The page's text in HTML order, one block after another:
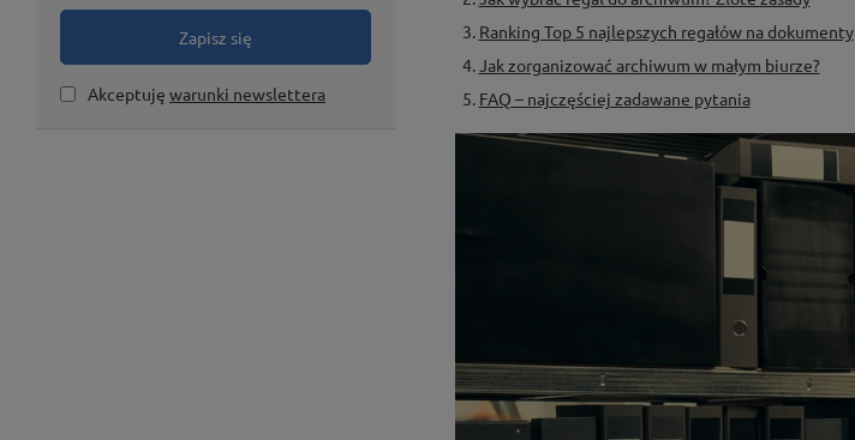
Zapisz się
Akceptuję warunki newslettera
Ranking Top 5 najlepszych regałów na dokumenty
Jak zorganizować archiwum w małym biurze?
FAQ – najczęściej zadawane pytania